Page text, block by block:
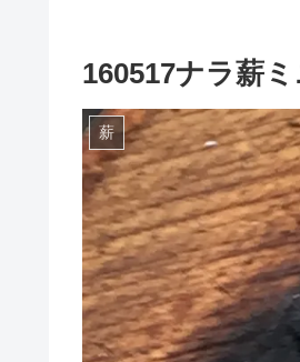
160517ナラ薪
薪